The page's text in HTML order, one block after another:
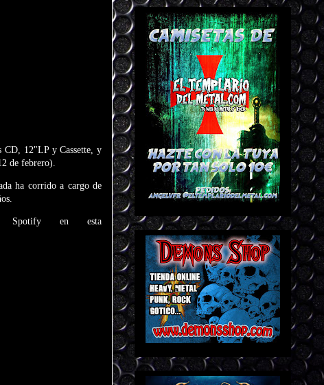
CD, 12"LP y Cassette, y
de febrero).
ha corrido a cargo de
Spotify en esta